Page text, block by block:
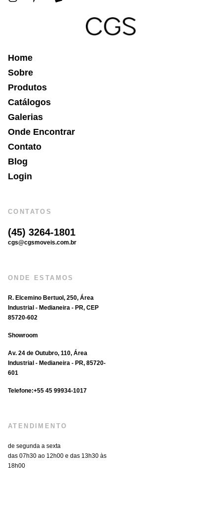
Home
Sobre
Produtos
Catálogos
Galerias
Onde Encontrar
Contato
Blog
Login
CONTATOS
(45) 3264-1801
cgs@cgsmoveis.com.br
ONDE ESTAMOS
R. Elcemino Bertuol, 250, Área
Industrial - Medianeira - PR, CEP
85720-602
Showroom
Av. 24 de Outubro, 110, Área
Industrial - Medianeira - PR, 85720-
601
Telefone:‪+55 45 99934‑1017‬
ATENDIMENTO
de segunda a sexta
das 07h30 ao 12h00 e das 13h30 às
18h00